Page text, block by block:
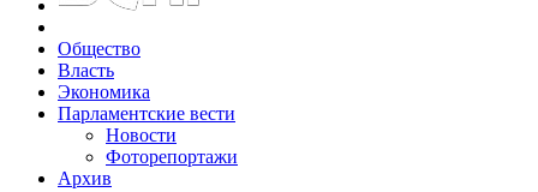
Общество
Власть
Экономика
Парламентские вести
Новости
Фоторепортажи
Архив